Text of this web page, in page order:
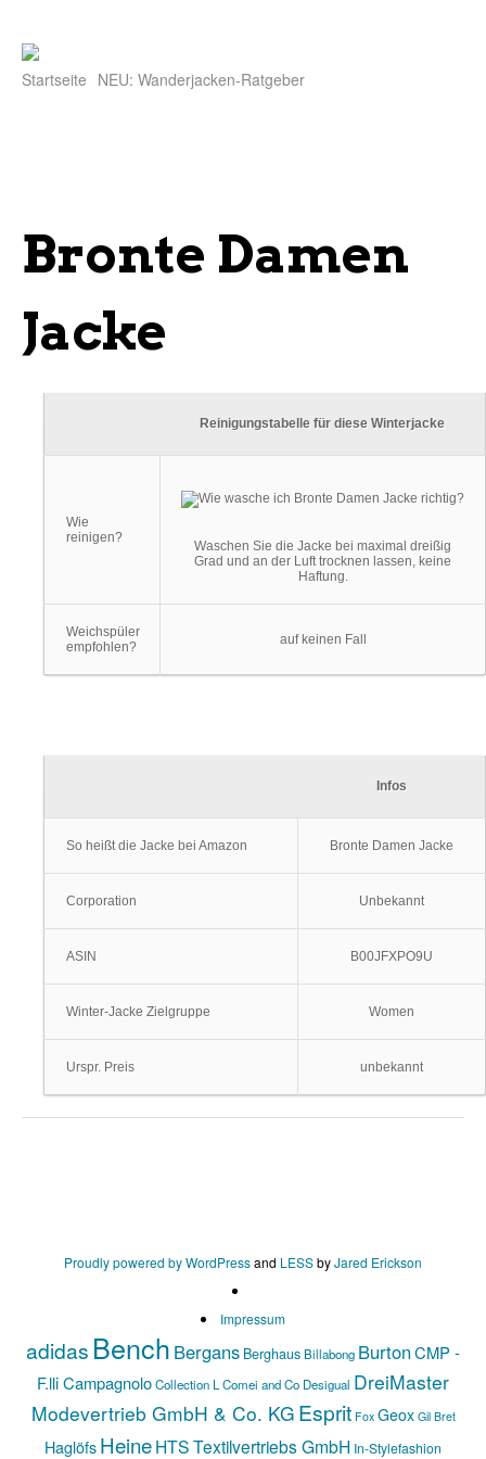
Startseite NEU: Wanderjacken-Ratgeber
Bronte Damen
Jacke
Reinigungstabelle für diese Winterjacke
Wie
reinigen?
Waschen Sie die Jacke bei maximal dreißig
Grad und an der Luft trocknen lassen, keine
Haftung.
Weichspüler
empfohlen?
auf keinen Fall
Infos
So heißt die Jacke bei Amazon Bronte Damen Jacke
Corporation Unbekannt
ASIN B00JFXPO9U
Winter-Jacke Zielgruppe Women
Urspr. Preis unbekannt
Proudly powered by WordPressand LESSbyJared Erickson
Impressum
adidas Bench Bergans Berghaus Billabong BurtonCMP -
F.lli CampagnoloCollection L Comei and Co Desigual DreiMaster
Modevertrieb GmbH & Co. KG Esprit Fox Geox Gil Bret
HaglöfsHeineHTS Textilvertriebs GmbH In-Stylefashion